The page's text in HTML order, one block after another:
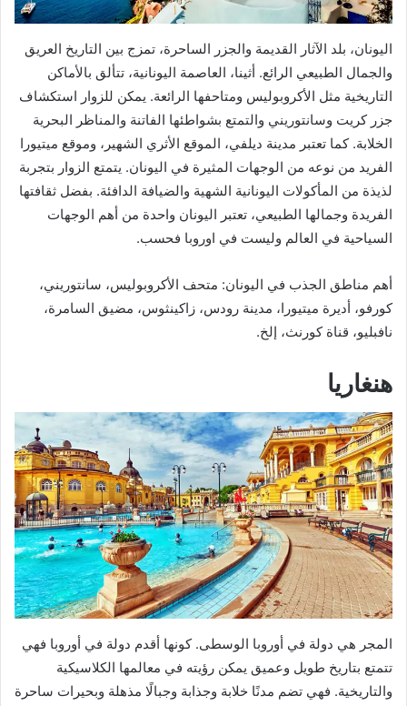
اليونان، بلد الآثار القديمة والجزر الساحرة، تمزج بين التاريخ العريق
والجمال الطبيعي الرائع. أثينا، العاصمة اليونانية، تتألق بالأماكن
التاريخية مثل الأكروبوليس ومتاحفها الرائعة. يمكن للزوار استكشاف
جزر كريت وسانتوريني والتمتع بشواطئها الفاتنة والمناظر البحرية
الخلابة. كما تعتبر مدينة ديلفي، الموقع الأثري الشهير، وموقع ميتيورا
الفريد من نوعه من الوجهات المثيرة في اليونان. يتمتع الزوار بتجربة
لذيذة من المأكولات اليونانية الشهية والضيافة الدافئة. بفضل ثقافتها
الفريدة وجمالها الطبيعي، تعتبر اليونان واحدة من أهم الوجهات
السياحية في العالم وليست في اوروبا فحسب.
أهم مناطق الجذب في اليونان: متحف الأكروبوليس، سانتوريني،
كورفو، أديرة ميتيورا، مدينة رودس، زاكينثوس، مضيق السامرة،
نافبليو، قناة كورنث، إلخ.
هنغاريا
المجر هي دولة في أوروبا الوسطى. كونها أقدم دولة في أوروبا فهي
تتمتع بتاريخ طويل وعميق يمكن رؤيته في معالمها الكلاسيكية
والتاريخية. فهي تضم مدنًا خلابة وجذابة وجبالًا مذهلة وبحيرات ساحرة